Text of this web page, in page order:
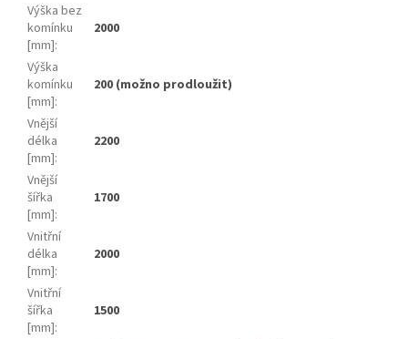
Výška bez
komínku
[mm]:
2000
Výška
komínku
[mm]:
200 (možno prodloužit)
Vnější
délka
[mm]:
2200
Vnější
šířka
[mm]:
1700
Vnitřní
délka
[mm]:
2000
Vnitřní
šířka
[mm]:
1500